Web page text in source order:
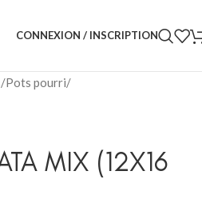
CONNEXION / INSCRIPTION
/Pots pourri/
MIX (12X16